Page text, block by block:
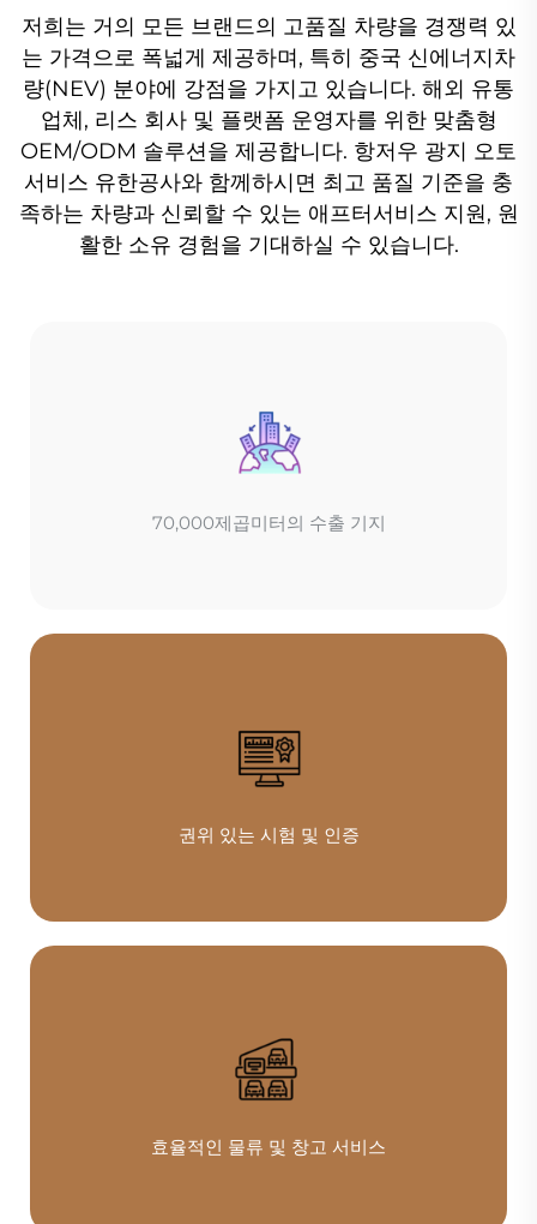
저희는 거의 모든 브랜드의 고품질 차량을 경쟁력 있
는 가격으로 폭넓게 제공하며, 특히 중국 신에너지차
량(NEV) 분야에 강점을 가지고 있습니다. 해외 유통
업체, 리스 회사 및 플랫폼 운영자를 위한 맞춤형
OEM/ODM 솔루션을 제공합니다. 항저우 광지 오토
서비스 유한공사와 함께하시면 최고 품질 기준을 충
족하는 차량과 신뢰할 수 있는 애프터서비스 지원, 원
활한 소유 경험을 기대하실 수 있습니다.
70,000제곱미터의 수출 기지
권위 있는 시험 및 인증
효율적인 물류 및 창고 서비스